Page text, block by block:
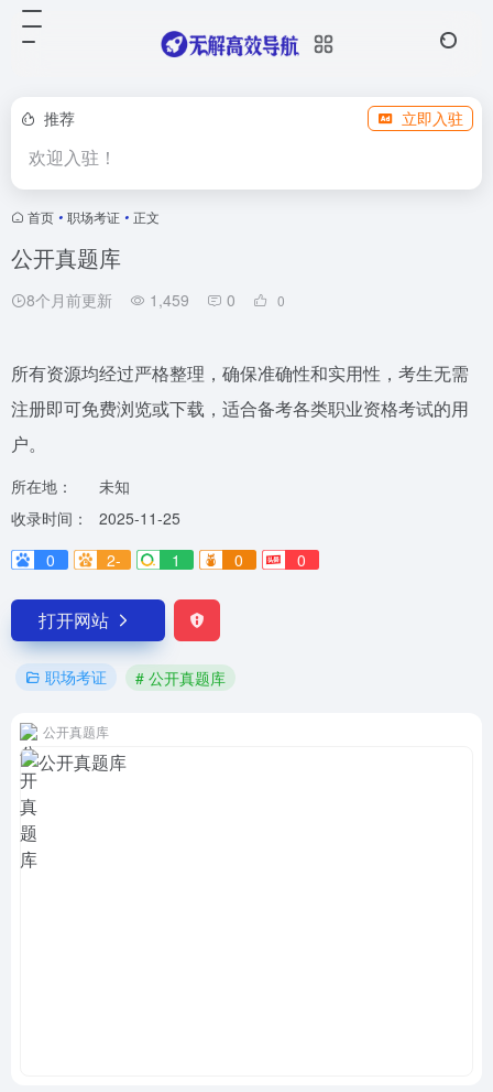
推荐 立即入驻
欢迎入驻！
首页 • 职场考证 • 正文
公开真题库
8个月前更新 1,459 0 0
所有资源均经过严格整理，确保准确性和实用性，考生无需
注册即可免费浏览或下载，适合备考各类职业资格考试的用
户。
所在地：
未知
收录时间：
2025-11-25
0
2- 1 0 0
打开网站
职场考证 # 公开真题库
公开真题库